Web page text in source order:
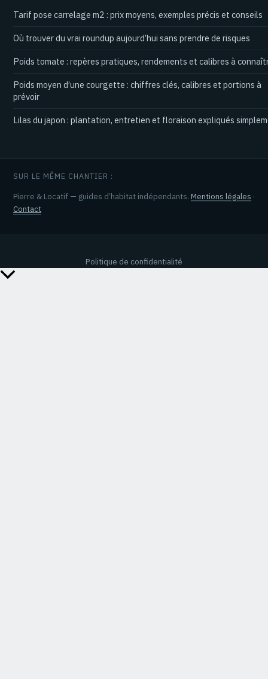
Tarif pose carrelage m2 : prix moyens, exemples précis et conseils
Où trouver du vrai roundup aujourd’hui sans prendre de risques
Poids tomate : repères pratiques, rendements et calibres à
Poids moyen d’une courgette : chiffres clés, calibres et portions à
prévoir
Lilas du japon : plantation, entretien et floraison expliqués
SUR LE MÊME CHANTIER :
Pierre & Locatif — guides d’habitat indépendants. Mentions légales ·
Contact
Politique de confidentialité